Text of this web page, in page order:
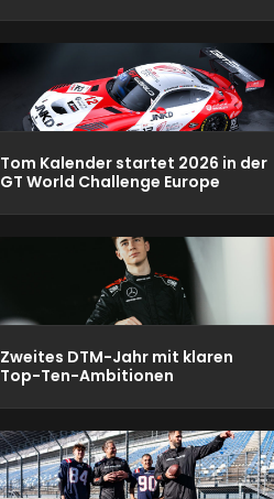
Tom Kalender startet 2026 in der
GT World Challenge Europe
Zweites DTM-Jahr mit klaren
Top-Ten-Ambitionen